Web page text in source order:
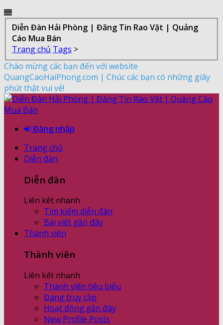
Diễn Đàn Hải Phòng | Đăng Tin Rao Vặt | Quảng
Cáo Mua Bán
Trang chủ Tags >
Chào mừng các bạn đến với website
QuangCaoHaiPhong.com | Chúc các bạn có những giây
phút thật vui vẻ!
Đăng nhập
Trang chủ
Diễn đàn
Diễn đàn
Liên kết nhanh
Tìm kiếm diễn đàn
Bài viết gần đây
Thành viên
Thành viên
Liên kết nhanh
Thành viên tiêu biểu
Đang truy cập
Hoạt động gần đây
New Profile Posts